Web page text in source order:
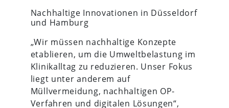
Nachhaltige Innovationen in Düsseldorf
und Hamburg
„Wir müssen nachhaltige Konzepte
etablieren, um die Umweltbelastung im
Klinikalltag zu reduzieren. Unser Fokus
liegt unter anderem auf
Müllvermeidung, nachhaltigen OP-
Verfahren und digitalen Lösungen“,